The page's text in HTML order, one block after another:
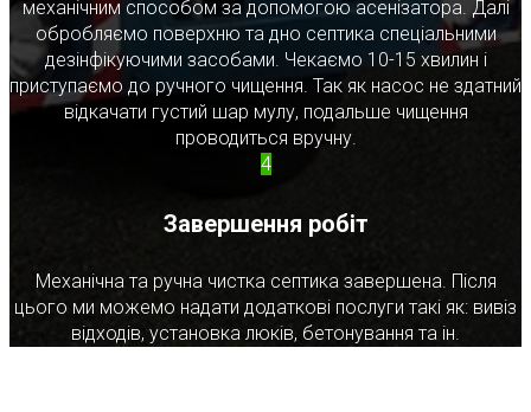
механічним способом за допомогою асенізатора. Далі
обробляємо поверхню та дно септика спеціальними
дезінфікуючими засобами. Чекаємо 10-15 хвилин і
приступаємо до ручного чищення. Так як насос не здатний
відкачати густий шар мулу, подальше чищення
проводиться вручну.
4
Завершення робіт
Механічна та ручна чистка септика завершена. Після
цього ми можемо надати додаткові послуги такі як: вивіз
відходів, установка люків, бетонування та ін.